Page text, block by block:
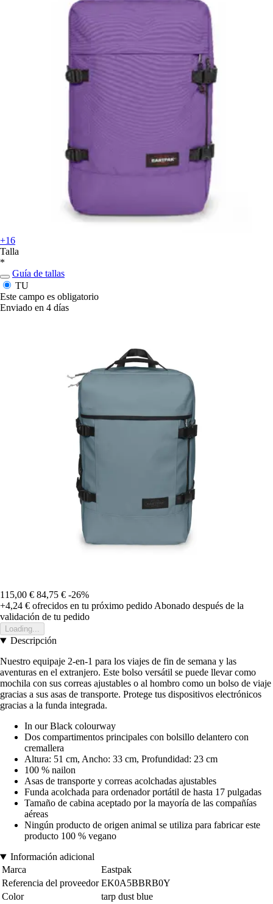
+16
Talla
*
Guía de tallas
TU
Este campo es obligatorio
Enviado en 4 días
115,00 € 84,75 € -26%
+4,24 € ofrecidos en tu próximo pedido Abonado después de la
validación de tu pedido
Loading...
Descripción
Nuestro equipaje 2-en-1 para los viajes de fin de semana y las
aventuras en el extranjero. Este bolso versátil se puede llevar como
mochila con sus correas ajustables o al hombro como un bolso de viaje
gracias a sus asas de transporte. Protege tus dispositivos electrónicos
gracias a la funda integrada.
In our Black colourway
Dos compartimentos principales con bolsillo delantero con
cremallera
Altura: 51 cm, Ancho: 33 cm, Profundidad: 23 cm
100 % nailon
Asas de transporte y correas acolchadas ajustables
Funda acolchada para ordenador portátil de hasta 17 pulgadas
Tamaño de cabina aceptado por la mayoría de las compañías
aéreas
Ningún producto de origen animal se utiliza para fabricar este
producto 100 % vegano
Información adicional
Marca
Eastpak
Referencia del proveedor EK0A5BBRB0Y
Color
tarp dust blue